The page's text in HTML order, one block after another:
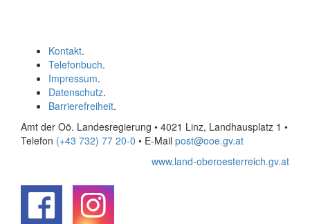
Kontakt.
Telefonbuch.
Impressum.
Datenschutz.
Barrierefreiheit.
Amt der Oö. Landesregierung • 4021 Linz, Landhausplatz 1 •
Telefon (+43 732) 77 20-0 • E-Mail post@ooe.gv.at
www.land-oberoesterreich.gv.at